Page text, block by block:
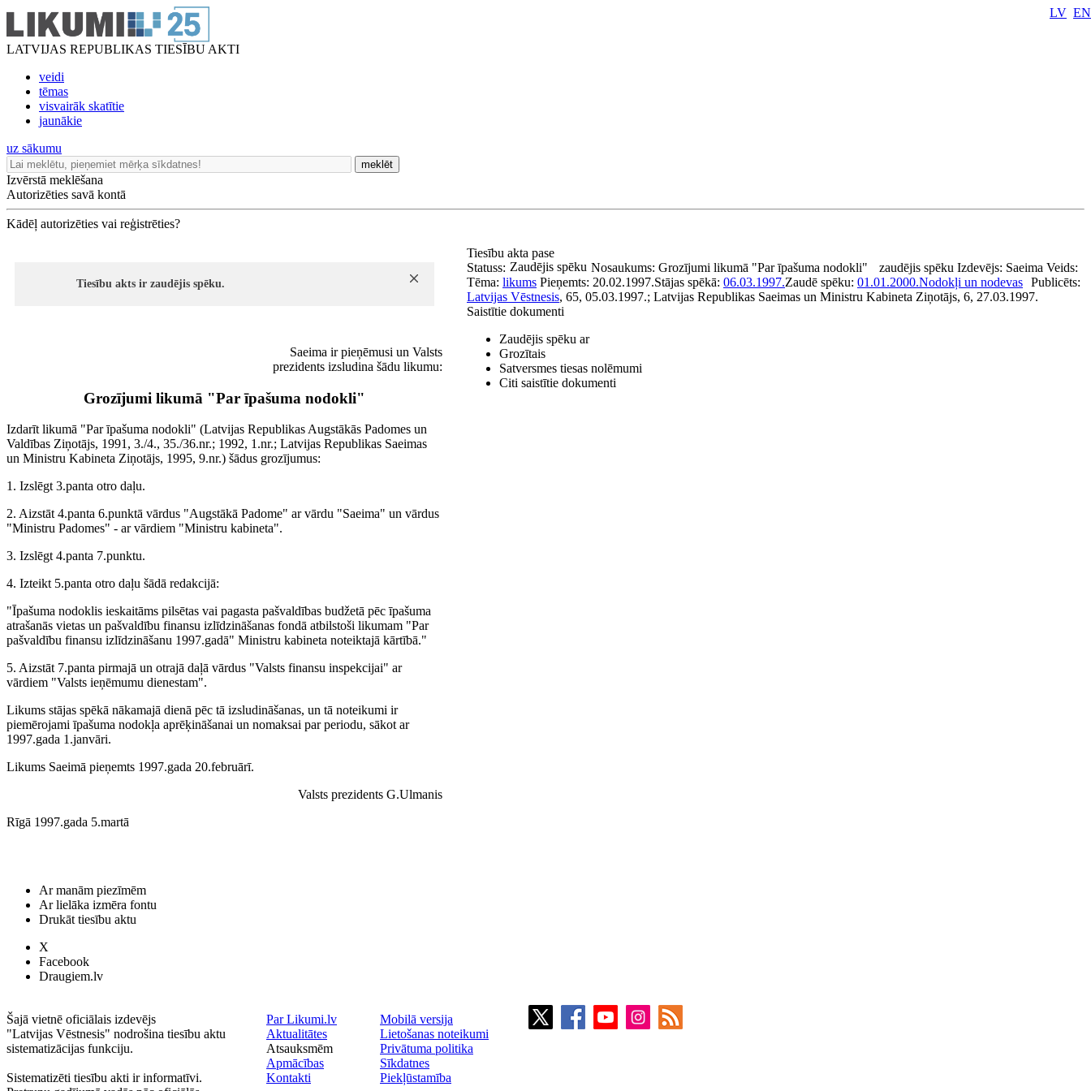
LATVIJAS REPUBLIKAS TIESĪBU AKTI
veidi
tēmas
visvairāk skatītie
jaunākie
LV EN
uz sākumu
meklēt
Izvērstā meklēšana
Autorizēties savā kontā
Kādēļ autorizēties vai reģistrēties?
Tiesību akts ir zaudējis spēku.
Saeima ir pieņēmusi un Valsts
prezidents izsludina šādu likumu:
Grozījumi likumā "Par īpašuma nodokli"
Izdarīt likumā "Par īpašuma nodokli" (Latvijas Republikas Augstākās Padomes un
Valdības Ziņotājs, 1991, 3./4., 35./36.nr.; 1992, 1.nr.; Latvijas Republikas Saeimas
un Ministru Kabineta Ziņotājs, 1995, 9.nr.) šādus grozījumus:
1. Izslēgt 3.panta otro daļu.
2. Aizstāt 4.panta 6.punktā vārdus "Augstākā Padome" ar vārdu "Saeima" un vārdus
"Ministru Padomes" - ar vārdiem "Ministru kabineta".
3. Izslēgt 4.panta 7.punktu.
4. Izteikt 5.panta otro daļu šādā redakcijā:
"Īpašuma nodoklis ieskaitāms pilsētas vai pagasta pašvaldības budžetā pēc īpašuma
atrašanās vietas un pašvaldību finansu izlīdzināšanas fondā atbilstoši likumam "Par
pašvaldību finansu izlīdzināšanu 1997.gadā" Ministru kabineta noteiktajā kārtībā."
5. Aizstāt 7.panta pirmajā un otrajā daļā vārdus "Valsts finansu inspekcijai" ar
vārdiem "Valsts ieņēmumu dienestam".
Likums stājas spēkā nākamajā dienā pēc tā izsludināšanas, un tā noteikumi ir
piemērojami īpašuma nodokļa aprēķināšanai un nomaksai par periodu, sākot ar
1997.gada 1.janvāri.
Likums Saeimā pieņemts 1997.gada 20.februārī.
Valsts prezidents G.Ulmanis
Rīgā 1997.gada 5.martā
Tiesību akta pase
Nosaukums: Grozījumi likumā "Par īpašuma nodokli"
Statuss: Zaudējis spēku zaudējis spēku Izdevējs: Saeima Veids:
likums Pieņemts: 20.02.1997.Stājas spēkā: 06.03.1997.Zaudē spēku: 01.01.2000.
Tēma: Nodokļi un nodevas Publicēts:
Latvijas Vēstnesis, 65, 05.03.1997.; Latvijas Republikas Saeimas un Ministru Kabineta Ziņotājs, 6, 27.03.1997.
Saistītie dokumenti
Zaudējis spēku ar
Grozītais
Satversmes tiesas nolēmumi
Citi saistītie dokumenti
Ar manām piezīmēm
Ar lielāka izmēra fontu
Drukāt tiesību aktu
X
Facebook
Draugiem.lv
Šajā vietnē oficiālais izdevējs
"Latvijas Vēstnesis" nodrošina tiesību aktu
sistematizācijas funkciju.
Sistematizēti tiesību akti ir informatīvi.
Par Likumi.lv
Aktualitātes
Atsauksmēm
Apmācības
Kontakti
Mobilā versija
Lietošanas noteikumi
Privātuma politika
Sīkdatnes
Piekļūstamība